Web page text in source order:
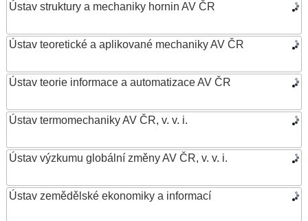
Ústav struktury a mechaniky hornin AV ČR
Ústav teoretické a aplikované mechaniky AV ČR
Ústav teorie informace a automatizace AV ČR
Ústav termomechaniky AV ČR, v. v. i.
Ústav výzkumu globální změny AV ČR, v. v. i.
Ústav zemědělské ekonomiky a informací